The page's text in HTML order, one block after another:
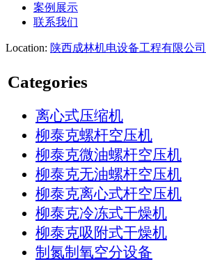
案例展示
联系我们
Location: 陕西成林机电设备工程有限公
Categories
离心式压缩机
柳泰克螺杆空压机
柳泰克微油螺杆空压机
柳泰克无油螺杆空压机
柳泰克离心式杆空压机
柳泰克冷冻式干燥机
柳泰克吸附式干燥机
制氮制氧空分设备